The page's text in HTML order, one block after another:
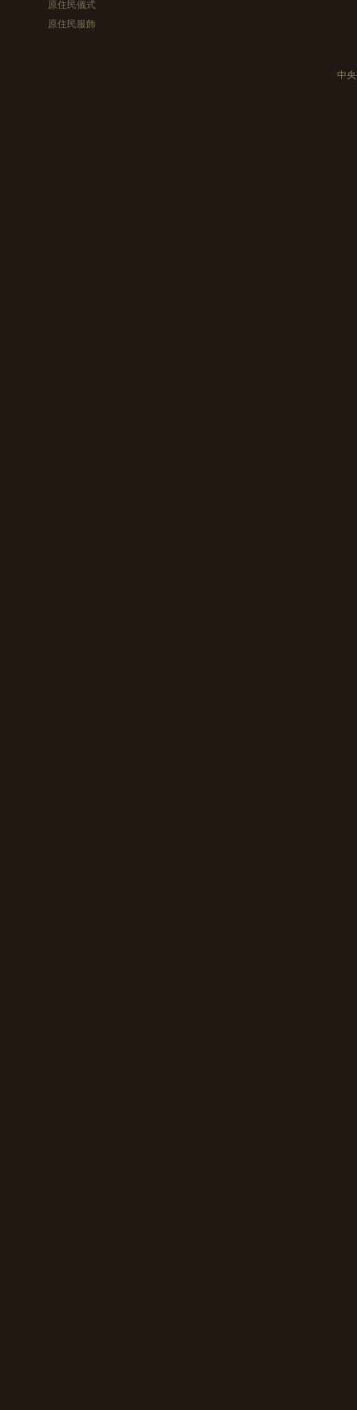
原住民儀式
原住民服飾
中